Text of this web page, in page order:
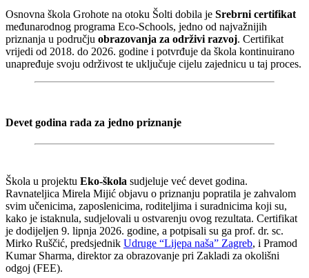
Osnovna škola Grohote na otoku Šolti dobila je Srebrni certifikat
međunarodnog programa Eco-Schools, jedno od najvažnijih
priznanja u području obrazovanja za održivi razvoj. Certifikat
vrijedi od 2018. do 2026. godine i potvrđuje da škola kontinuirano
unapređuje svoju održivost te uključuje cijelu zajednicu u taj proces.
Devet godina rada za jedno priznanje
Škola u projektu Eko-škola sudjeluje već devet godina.
Ravnateljica Mirela Mijić objavu o priznanju popratila je zahvalom
svim učenicima, zaposlenicima, roditeljima i suradnicima koji su,
kako je istaknula, sudjelovali u ostvarenju ovog rezultata. Certifikat
je dodijeljen 9. lipnja 2026. godine, a potpisali su ga prof. dr. sc.
Mirko Ruščić, predsjednik Udruge “Lijepa naša” Zagreb, i Pramod
Kumar Sharma, direktor za obrazovanje pri Zakladi za okolišni
odgoj (FEE).